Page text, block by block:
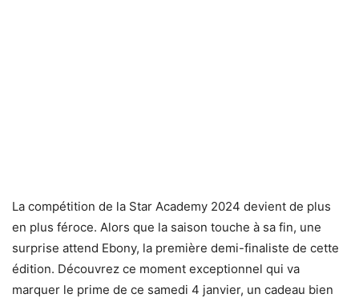
La compétition de la Star Academy 2024 devient de plus
en plus féroce. Alors que la saison touche à sa fin, une
surprise attend Ebony, la première demi-finaliste de cette
édition. Découvrez ce moment exceptionnel qui va
marquer le prime de ce samedi 4 janvier, un cadeau bien